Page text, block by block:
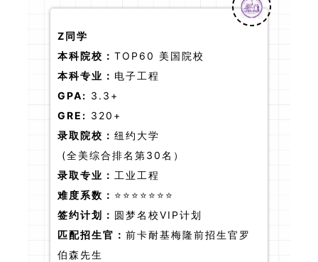
Z同学
本科院校： TOP60 美国院校
本科专业： 电子工程
GPA: 3.3+
GRE: 320+
录取院校： 纽约大学
(全美综合排名第30名）
录取专业： 工业工程
难度系数： ⭐⭐⭐⭐⭐⭐⭐
签约计划： 圆梦名校VIP计划
匹配招生官： 前卡耐基梅隆前招生官罗
伯森先生